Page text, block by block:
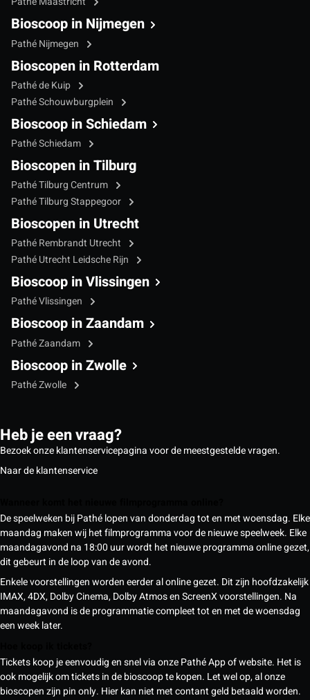
Bioscoop in Nijmegen
Pathé Nijmegen
Bioscopen in Rotterdam
Pathé de Kuip
Pathé Schouwburgplein
Bioscoop in Schiedam
Pathé Schiedam
Bioscopen in Tilburg
Pathé Tilburg Centrum
Pathé Tilburg Stappegoor
Bioscopen in Utrecht
Pathé Rembrandt Utrecht
Pathé Utrecht Leidsche Rijn
Bioscoop in Vlissingen
Pathé Vlissingen
Bioscoop in Zaandam
Pathé Zaandam
Bioscoop in Zwolle
Pathé Zwolle
Heb je een vraag?
Bezoek onze klantenservicepagina voor de meestgestelde vragen.
Naar de klantenservice
De speelweken bij Pathé lopen van donderdag tot en met woensdag. Elke
maandag maken wij het filmprogramma voor de nieuwe speelweek. Elke
maandagavond na 18:00 uur wordt het nieuwe programma online gezet,
dit gebeurt in de loop van de avond.
Enkele voorstellingen worden eerder al online gezet. Dit zijn hoofdzakelijk
IMAX, 4DX, Dolby Cinema, Dolby Atmos en ScreenX voorstellingen. Na
maandagavond is de programmatie compleet tot en met de woensdag
een week later.
Tickets koop je eenvoudig en snel via onze Pathé App of website. Het is
ook mogelijk om tickets in de bioscoop te kopen. Let wel op, al onze
bioscopen zijn pin only. Hier kan niet met contant geld betaald worden.